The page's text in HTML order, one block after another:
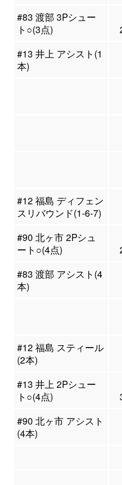
#83 渡部 3Pシュー
ト○(3点)
#13 井上 アシスト(1
本)
#12 福島 ディフェン
スリバウンド(1-6-7)
#90 北ヶ市 2Pシュ
ート○(4点)
#83 渡部 アシスト(4
本)
#12 福島 スティール
(2本)
#13 井上 2Pシュー
ト○(4点)
#90 北ヶ市 アシスト
(4本)